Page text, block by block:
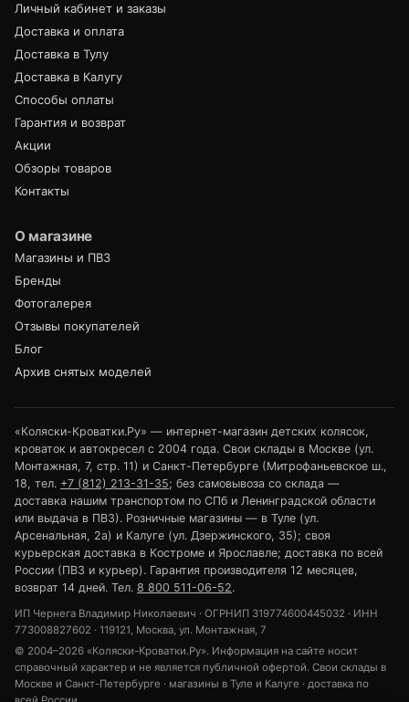
Личный кабинет и заказы
Доставка и оплата
Доставка в Тулу
Доставка в Калугу
Способы оплаты
Гарантия и возврат
Акции
Обзоры товаров
Контакты
О магазине
Магазины и ПВЗ
Бренды
Фотогалерея
Отзывы покупателей
Блог
Архив снятых моделей
«Коляски-Кроватки.Ру» — интернет-магазин детских колясок,
кроваток и автокресел с 2004 года. Свои склады в Москве (ул.
Монтажная, 7, стр. 11) и Санкт-Петербурге (Митрофаньевское ш.,
18, тел. +7 (812) 213-31-35; без самовывоза со склада —
доставка нашим транспортом по СПб и Ленинградской области
или выдача в ПВЗ). Розничные магазины — в Туле (ул.
Арсенальная, 2а) и Калуге (ул. Дзержинского, 35); своя
курьерская доставка в Костроме и Ярославле; доставка по всей
России (ПВЗ и курьер). Гарантия производителя 12 месяцев,
возврат 14 дней. Тел. 8 800 511-06-52.
ИП Чернега Владимир Николаевич · ОГРНИП 319774600445032 · ИНН
773008827602 · 119121, Москва, ул. Монтажная, 7
© 2004–2026 «Коляски-Кроватки.Ру». Информация на сайте носит
справочный характер и не является публичной офертой. Свои склады в
Москве и Санкт-Петербурге · магазины в Туле и Калуге · доставка по